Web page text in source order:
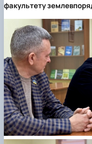
факультету